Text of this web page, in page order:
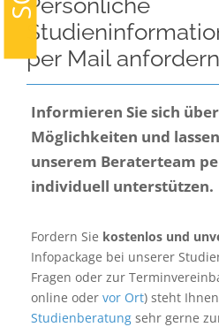
per Mail anfordern
Informieren Sie sich
Möglichkeiten und
unserem Beraterteam
individuell unterstützen.
Fordern Sie kostenlos und
Infopackage bei unserer
Fragen oder zur
online oder vor Ort) steht
Studienberatung sehr gerne